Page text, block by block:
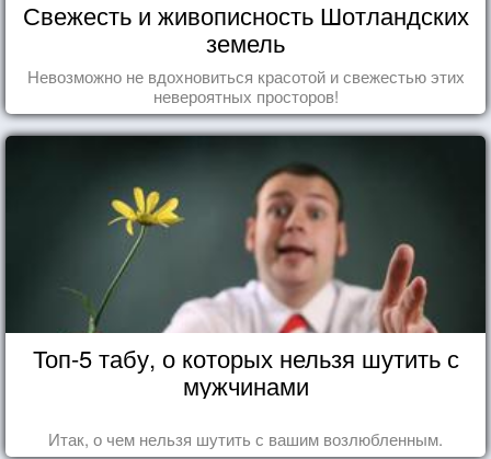
Свежесть и живописность Шотландских
земель
Невозможно не вдохновиться красотой и свежестью этих
невероятных просторов!
Топ-5 табу, о которых нельзя шутить с
мужчинами
Итак, о чем нельзя шутить с вашим возлюбленным.